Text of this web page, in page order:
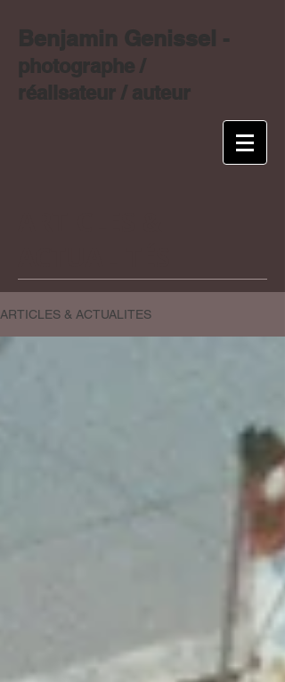
Benjamin Genissel -
photographe /
réalisateur / auteur
ARTICLES & ACTUALITES